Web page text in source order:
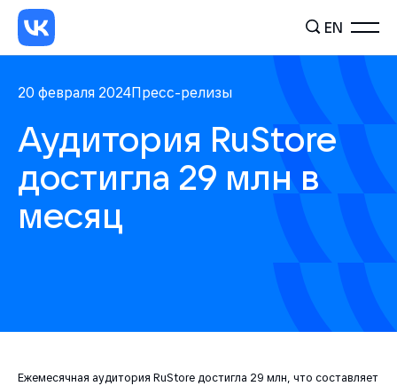
EN
20 февраля 2024Пресс-релизы
Аудитория RuStore
достигла 29 млн в
месяц
Ежемесячная аудитория RuStore достигла 29 млн, что составляет